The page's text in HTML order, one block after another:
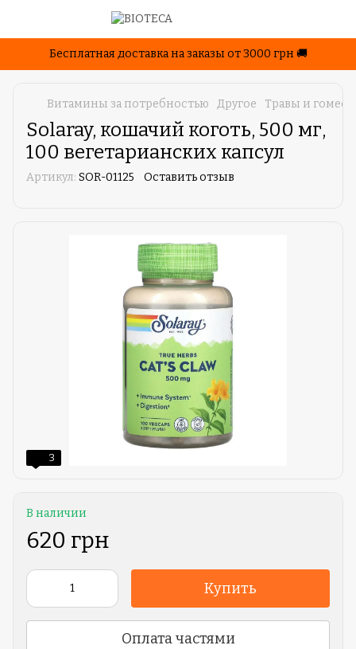
Бесплатная доставка на заказы от 3000 грн 🚚
Витамины за потребностью Другое Травы и
Solaray, кошачий коготь, 500 мг,
100 вегетарианских капсул
Артикул: SOR-01125 Оставить отзыв
3
В наличии
620 грн
Купить
Оплата частями